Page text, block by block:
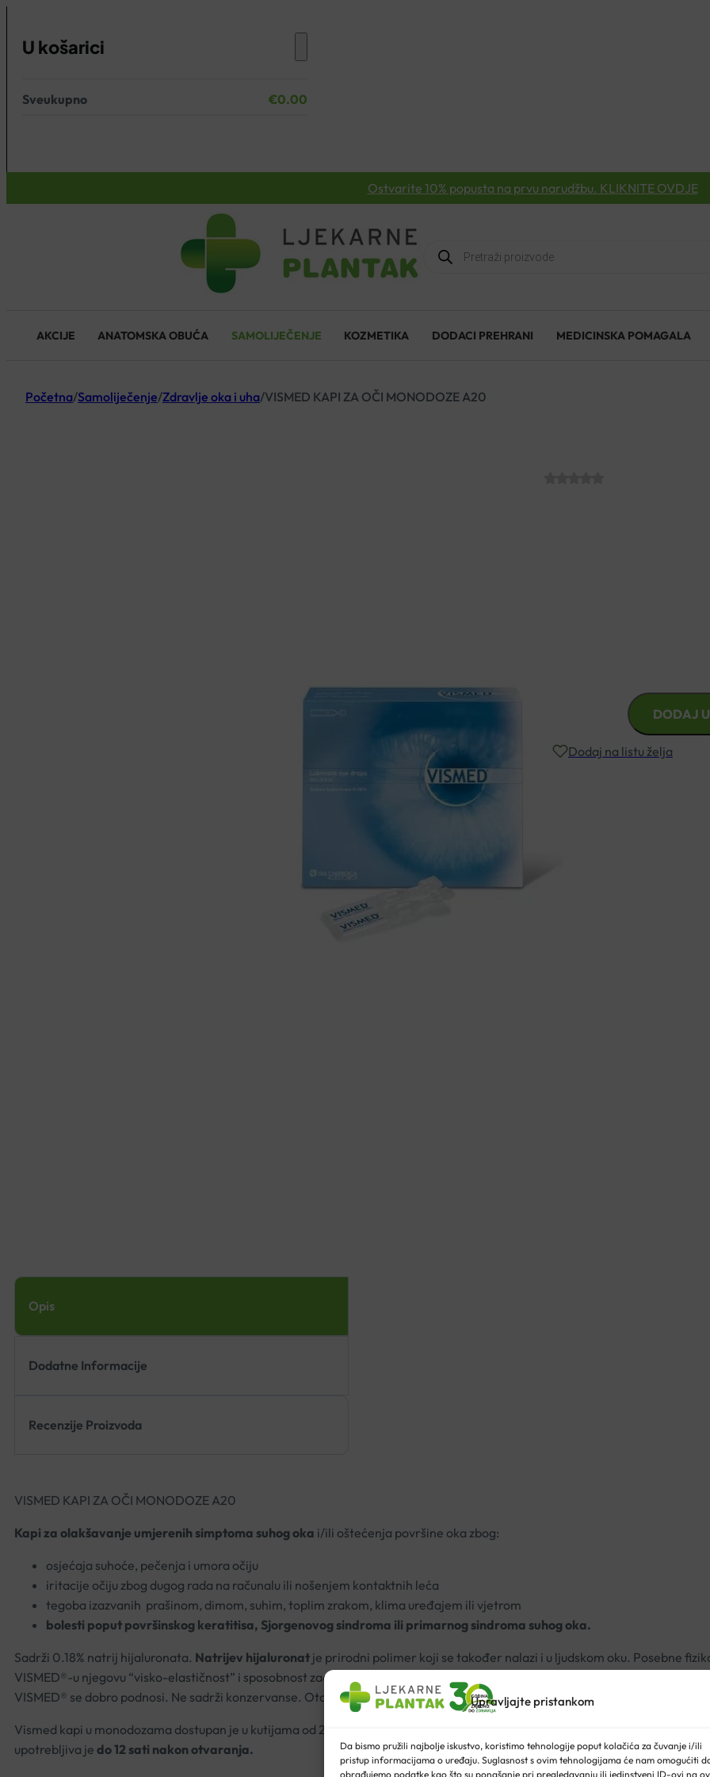
Upravljajte pristankom
Da bismo pružili najbolje iskustvo, koristimo tehnologije poput kolačića za čuvanje i/ili
pristup informacijama o uređaju. Suglasnost s ovim tehnologijama će nam omogućiti
obrađujemo podatke kao što su ponašanje pri pregledavanju ili jedinstveni ID-ovi na
U košarici
Nema proizvoda u košarici.
Sveukupno €0.00
Ostvarite 10% popusta na prvu narudžbu. KLIKNITE OVDJE
Products
search
AKCIJE ANATOMSKA OBUĆA SAMOLIJEČENJE KOZMETIKA DODACI PREHRANI MEDICINSKA POMAGALA
Početna/Samoliječenje/Zdravlje oka i uha/VISMED KAPI ZA OČI MONODOZE A20
VISMED KAPI
Otopina za
20 pojedinačnih doza
ZA
DODAJ
Dodaj na listu želja
Opis
Dodatne Informacije
Recenzije Proizvoda
VISMED KAPI ZA OČI MONODOZE A20
Kapi za olakšavanje umjerenih simptoma suhog oka i/ili oštećenja površine oka zbog:
osjećaja suhoće, pečenja i umora očiju
iritacije očiju zbog dugog rada na računalu ili nošenjem kontaktnih leća
tegoba izazvanih prašinom, dimom, suhim, toplim zrakom, klima uređajem ili vjetrom
bolesti poput površinskog keratitisa, Sjorgenovog sindroma ili primarnog sindroma suhog oka.
Sadrži 0.18% natrij hijaluronata. Natrijev hijaluronat je prirodni polimer koji se također nalazi i u ljudskom oku. Posebne
VISMED®-u njegovu “visko-elastičnost” i sposobnost zadržavanja vode. Na površini oka stvara stabilan film koji se
VISMED® se dobro podnosi. Ne sadrži konzervanse. Otopina je hipotonična.
Vismed kapi u monodozama dostupan je u kutijama od 20 komada. Pakirani su u pojedinačnim dozama veličine 0,30 ml.
upotrebljiva je do 12 sati nakon otvaranja.